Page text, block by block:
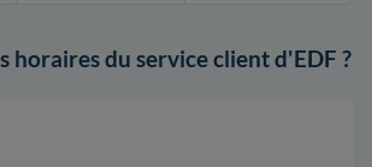
horaires du service client d'EDF ?